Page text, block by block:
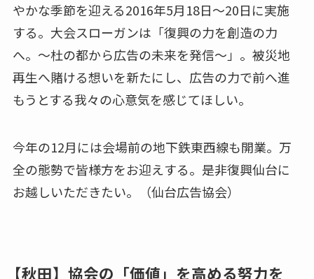
やかな季節を迎える2016年5月18日～20日に実施
する。大会スローガンは「復興の力を創造の力
へ。～杜の都から広告の未来を発信～」。被災地
再生へ賭ける想いを新たにし、広告の力で前へ進
もうとする我々の心意気を感じてほしい。
今年の12月には会場前の地下鉄東西線も開業。万
全の態勢で皆様方をお迎えする。是非復興仙台に
お越しいただきたい。（仙台広告協会）
【秋田】協会の「価値」を高める努力を